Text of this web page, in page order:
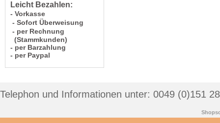
Leicht Bezahlen:
- Vorkasse
- Sofort Überweisung
- per Rechnung
(Stammkunden)
- per Barzahlung
- per Paypal
Telephon und Informationen unter: 0049 (0)151